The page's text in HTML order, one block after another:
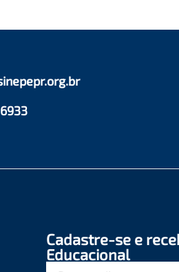
Cadastre-se e
Educacional